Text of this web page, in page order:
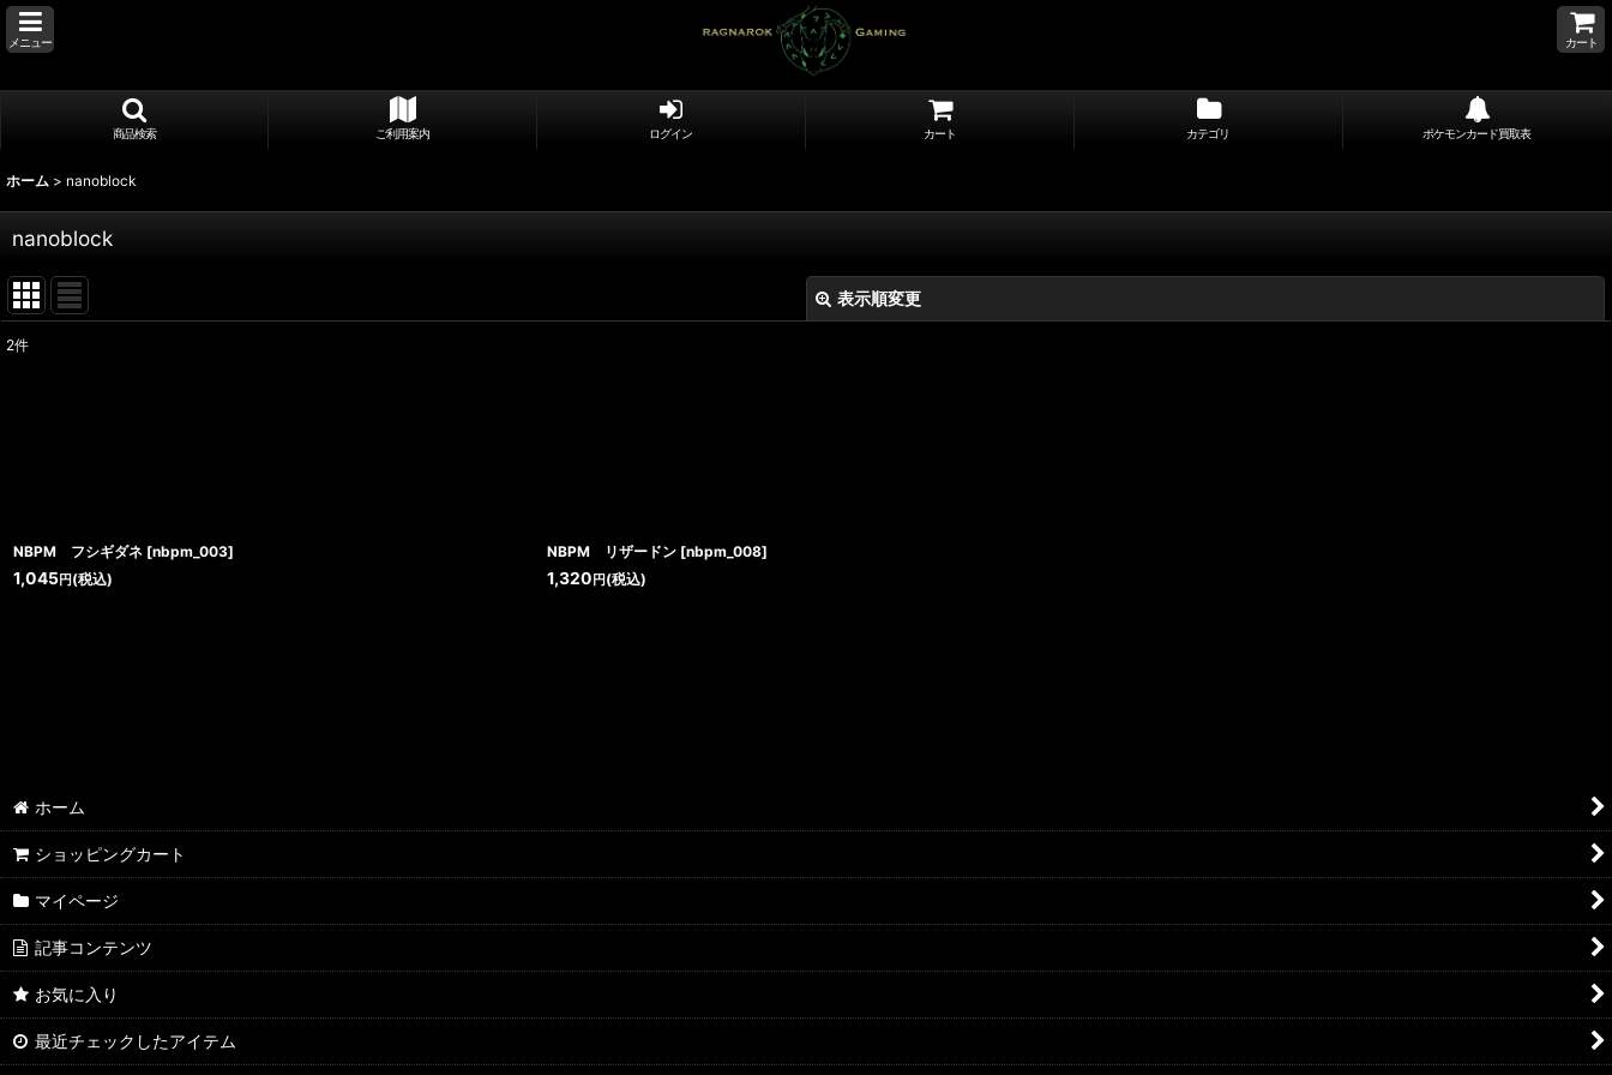
メニュー カート
商品検索 ご利用案内 ログイン カート カテゴリ ポケモンカード買取表
ホーム > nanoblock
nanoblock
表示順変更
2件
NBPM フシギダネ [nbpm_003]
1,045円 (税込)
NBPM リザードン [nbpm_008]
1,320 円(税込)
ホーム
ショッピングカート
マイページ
記事コンテンツ
お気に入り
最近チェックしたアイテム